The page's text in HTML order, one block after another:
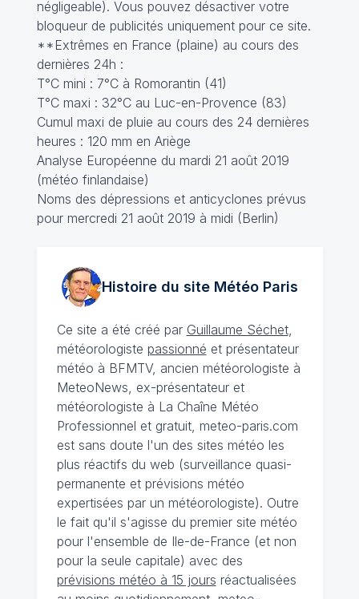
négligeable). Vous pouvez désactiver votre
bloqueur de publicités uniquement pour ce site.
**Extrêmes en France (plaine) au cours des
dernières 24h :
T°C mini : 7°C à Romorantin (41)
T°C maxi : 32°C au Luc-en-Provence (83)
Cumul maxi de pluie au cours des 24 dernières
heures : 120 mm en Ariège
Analyse Européenne du mardi 21 août 2019
(météo finlandaise)
Noms des dépressions et anticyclones prévus
pour mercredi 21 août 2019 à midi (Berlin)
Histoire du site MétéoParis
Ce site a été créé par Guillaume Séchet,
météorologiste passionné et présentateur
météo à BFMTV, ancien météorologiste à
MeteoNews, ex-présentateur et
météorologiste à La Chaîne Météo
Professionnel et gratuit, meteo-paris.com
est sans doute l'un des sites météo les
plus réactifs du web (surveillance quasi-
permanente et prévisions météo
expertisées par un météorologiste). Outre
le fait qu'il s'agisse du premier site météo
pour l'ensemble de Ile-de-France (et non
pour la seule capitale) avec des
prévisions météo à 15 jours réactualisées